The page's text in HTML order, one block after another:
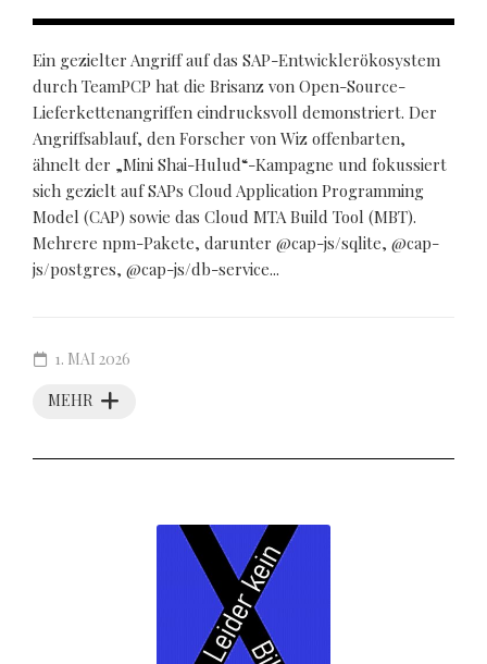
Ein gezielter Angriff auf das SAP-Entwicklerökosystem
durch TeamPCP hat die Brisanz von Open-Source-
Lieferkettenangriffen eindrucksvoll demonstriert. Der
Angriffsablauf, den Forscher von Wiz offenbarten,
ähnelt der „Mini Shai-Hulud“-Kampagne und fokussiert
sich gezielt auf SAPs Cloud Application Programming
Model (CAP) sowie das Cloud MTA Build Tool (MBT).
Mehrere npm-Pakete, darunter @cap-js/sqlite, @cap-
js/postgres, @cap-js/db-service...
MEHR
1. MAI 2026